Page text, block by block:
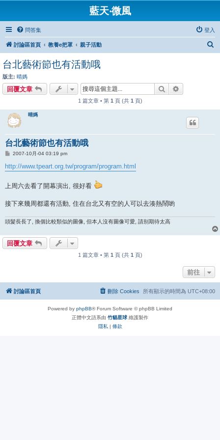
藍天‧微風
問答集 登入
討論區首頁 教養e把罩 親子活動
台北藝術節也有活動哦
版主: 晴媽
回覆文章 搜尋
1 篇文章 • 第 1 頁 (共 1 頁)
晴媽
台北藝術節也有活動哦
文
2007-10月-04 03:19 pm
http://www.tpeart.org.tw/program/program.html
上周六去看了開幕演出, 很好看
接下來幾周都還有活動, 住在台北又有空的人可以去湊熱鬧喲
頭髮長長了, 換個比較類似的圖像, 但本人沒有圖像可愛, 請别期待太高
回覆文章
1 篇文章 • 第 1 頁 (共 1 頁)
前往
討論區首頁 所有顯示的時間為 UTC+08:00
刪除 Cookies
Powered by phpBB® Forum Software © phpBB Limited
正體中文語系由 竹貓星球 維護製作
隱私| 條款